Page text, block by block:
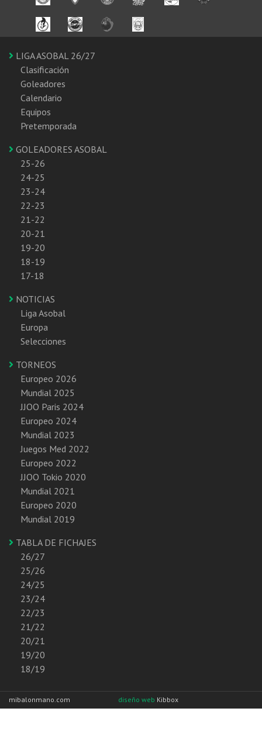
LIGA ASOBAL 26/27
Clasificación
Goleadores
Calendario
Equipos
Pretemporada
GOLEADORES ASOBAL
25-26
24-25
23-24
22-23
21-22
20-21
19-20
18-19
17-18
NOTICIAS
Liga Asobal
Europa
Selecciones
TORNEOS
Europeo 2026
Mundial 2025
JJOO Paris 2024
Europeo 2024
Mundial 2023
Juegos Med 2022
Europeo 2022
JJOO Tokio 2020
Mundial 2021
Europeo 2020
Mundial 2019
TABLA DE FICHAJES
26/27
25/26
24/25
23/24
22/23
21/22
20/21
19/20
18/19
mibalonmano.com diseño web Kibbox